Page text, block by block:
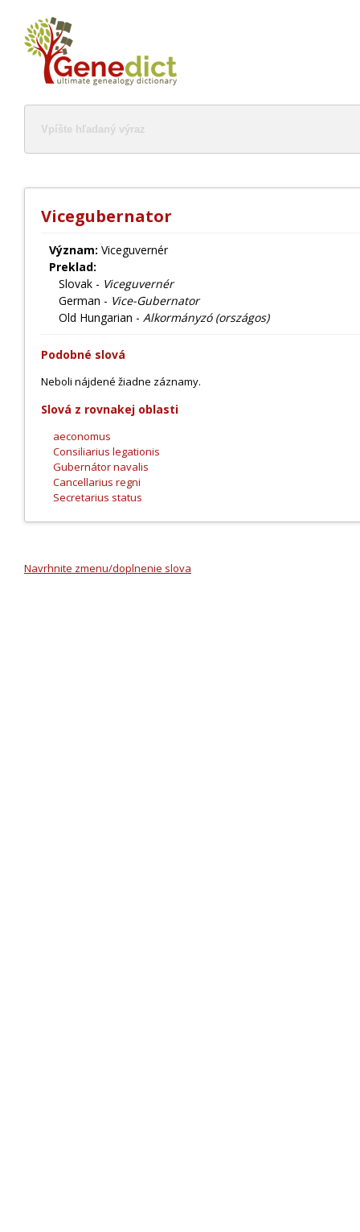
Vicegubernator
Význam: Viceguvernér
Preklad:
Slovak - Viceguvernér
German - Vice-Gubernator
Old Hungarian - Alkormányzó (országos)
Podobné slová
Neboli nájdené žiadne záznamy.
Slová z rovnakej oblasti
aeconomus
Consiliarius legationis
Gubernátor navalis
Cancellarius regni
Secretarius status
Navrhnite zmenu/doplnenie slova